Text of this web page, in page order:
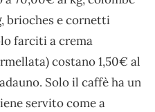
brioches e cornetti
farciti a crema
costano 1,50€ al
Solo il caffè ha un
servito come a